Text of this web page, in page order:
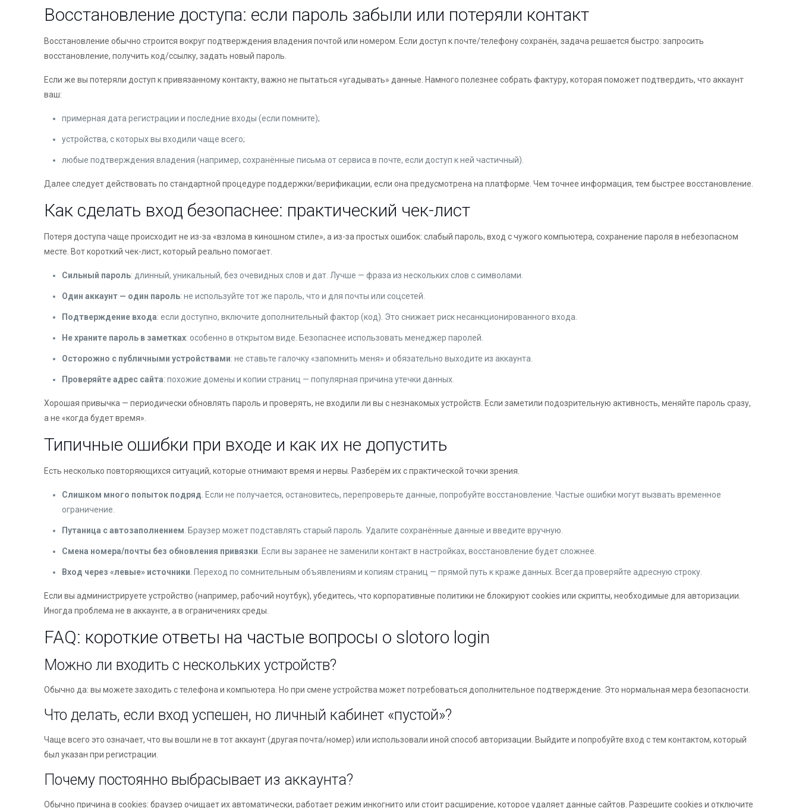
Восстановление доступа: если пароль забыли или потеряли контакт
Восстановление обычно строится вокруг подтверждения владения почтой или номером. Если доступ к почте/телефону сохранён, задача решается быстро: запросить
восстановление, получить код/ссылку, задать новый пароль.
Если же вы потеряли доступ к привязанному контакту, важно не пытаться «угадывать» данные. Намного полезнее собрать фактуру, которая поможет подтвердить, что аккаунт
ваш:
примерная дата регистрации и последние входы (если помните);
устройства, с которых вы входили чаще всего;
любые подтверждения владения (например, сохранённые письма от сервиса в почте, если доступ к ней частичный).
Далее следует действовать по стандартной процедуре поддержки/верификации, если она предусмотрена на платформе. Чем точнее информация, тем быстрее восстановление.
Как сделать вход безопаснее: практический чек-лист
Потеря доступа чаще происходит не из-за «взлома в киношном стиле», а из-за простых ошибок: слабый пароль, вход с чужого компьютера, сохранение пароля в небезопасном
месте. Вот короткий чек-лист, который реально помогает.
Сильный пароль: длинный, уникальный, без очевидных слов и дат. Лучше — фраза из нескольких слов с символами.
Один аккаунт — один пароль: не используйте тот же пароль, что и для почты или соцсетей.
Подтверждение входа: если доступно, включите дополнительный фактор (код). Это снижает риск несанкционированного входа.
Не храните пароль в заметках: особенно в открытом виде. Безопаснее использовать менеджер паролей.
Осторожно с публичными устройствами: не ставьте галочку «запомнить меня» и обязательно выходите из аккаунта.
Проверяйте адрес сайта: похожие домены и копии страниц — популярная причина утечки данных.
Хорошая привычка — периодически обновлять пароль и проверять, не входили ли вы с незнакомых устройств. Если заметили подозрительную активность, меняйте пароль сразу,
а не «когда будет время».
Типичные ошибки при входе и как их не допустить
Есть несколько повторяющихся ситуаций, которые отнимают время и нервы. Разберём их с практической точки зрения.
Слишком много попыток подряд . Если не получается, остановитесь, перепроверьте данные, попробуйте восстановление. Частые ошибки могут вызвать временное
ограничение.
Путаница с автозаполнением . Браузер может подставлять старый пароль. Удалите сохранённые данные и введите вручную.
Смена номера/почты без обновления привязки . Если вы заранее не заменили контакт в настройках, восстановление будет сложнее.
Вход через «левые» источники . Переход по сомнительным объявлениям и копиям страниц — прямой путь к краже данных. Всегда проверяйте адресную строку.
Если вы администрируете устройство (например, рабочий ноутбук), убедитесь, что корпоративные политики не блокируют cookies или скрипты, необходимые для авторизации.
Иногда проблема не в аккаунте, а в ограничениях среды.
FAQ: короткие ответы на частые вопросы о slotoro login
Можно ли входить с нескольких устройств?
Обычно да: вы можете заходить с телефона и компьютера. Но при смене устройства может потребоваться дополнительное подтверждение. Это нормальная мера безопасности.
Что делать, если вход успешен, но личный кабинет «пустой»?
Чаще всего это означает, что вы вошли не в тот аккаунт (другая почта/номер) или использовали иной способ авторизации. Выйдите и попробуйте вход с тем контактом, который
был указан при регистрации.
Почему постоянно выбрасывает из аккаунта?
Обычно причина в cookies: браузер очищает их автоматически, работает режим инкогнито или стоит расширение, которое удаляет данные сайтов. Разрешите cookies и отключите